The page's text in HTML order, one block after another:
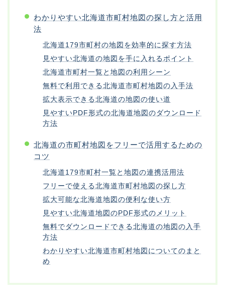
わかりやすい北海道市町村地図の探し方と活用
法
北海道179市町村の地図を効率的に探す方法
見やすい北海道の地図を手に入れるポイント
北海道市町村一覧と地図の利用シーン
無料で利用できる北海道市町村地図の入手法
拡大表示できる北海道の地図の使い道
見やすいPDF形式の北海道地図のダウンロード
方法
北海道の市町村地図をフリーで活用するための
コツ
北海道179市町村一覧と地図の連携活用法
フリーで使える北海道市町村地図の探し方
拡大可能な北海道地図の便利な使い方
見やすい北海道地図のPDF形式のメリット
無料でダウンロードできる北海道の地図の入手
方法
わかりやすい北海道市町村地図についてのまと
め